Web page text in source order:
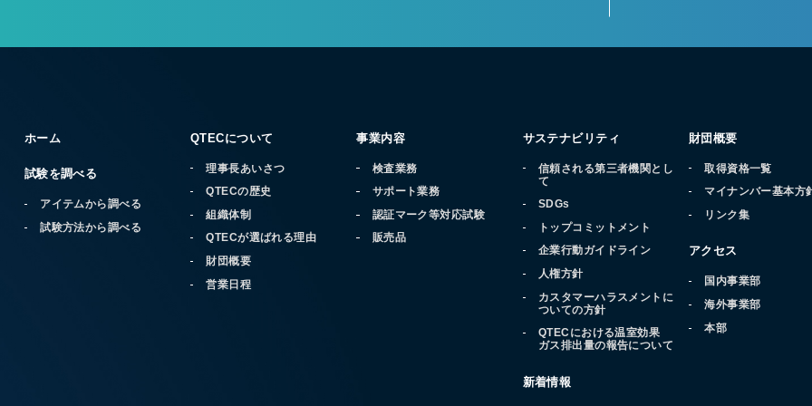
ホーム
試験を調べる
アイテムから調べる
試験方法から調べる
QTECについて
理事長あいさつ
QTECの歴史
組織体制
QTECが選ばれる理由
財団概要
営業日程
事業内容
検査業務
サポート業務
認証マーク等対応試験
販売品
サステナビリティ
信頼される第三者機関とし
て
SDGs
トップコミットメント
企業行動ガイドライン
人権方針
カスタマーハラスメントに
ついての方針
QTECにおける温室効果
ガス排出量の報告について
新着情報
財団概要
取得資格一覧
マイナンバー基本方
リンク集
アクセス
国内事業部
海外事業部
本部